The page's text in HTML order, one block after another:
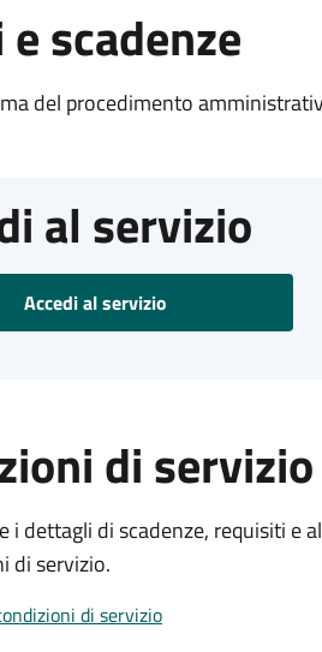
scadenze
del procedimento
al servizio
Accedi al servizio
di servizio
i dettagli di scadenze, requisiti
di servizio.
di servizio